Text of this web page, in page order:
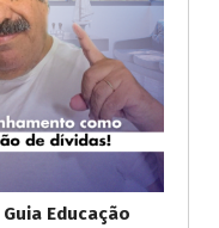
Guia Educação